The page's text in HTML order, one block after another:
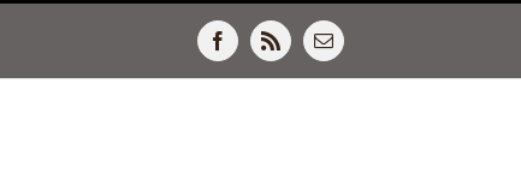
Facebook
Rss
E-
mail